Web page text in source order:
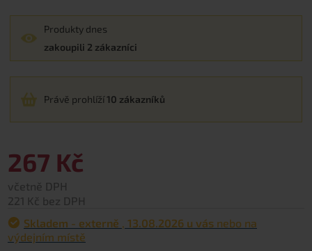
Produkty dnes
zakoupili 2 zákazníci
Právě prohlíží10 zákazníků
267 Kč
včetně DPH
221 Kč bez DPH
Skladem - externě , 13.08.2026 u vás nebo na
výdejním místě